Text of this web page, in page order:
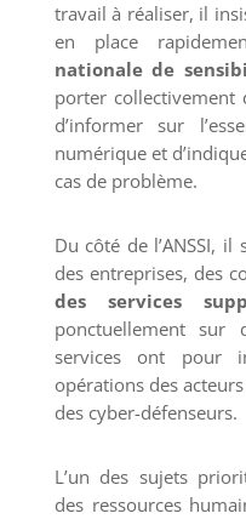
travail à réaliser, il
en place
nationale de
porter collectivement
d’informer sur
numérique et
cas de problème.
Du côté de l’ANSSI,
des entreprises, des
des services
ponctuellement sur
services ont pour
opérations des
des cyber-défenseurs.
L’un des sujets
des ressources